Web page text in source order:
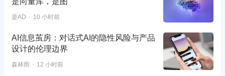
是AD 10 小时前
AI信息茧房：对话式AI的隐性风险与产品
设计的伦理边界
森林雨 12 小时前